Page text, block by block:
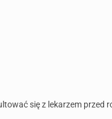
się z lekarzem przed